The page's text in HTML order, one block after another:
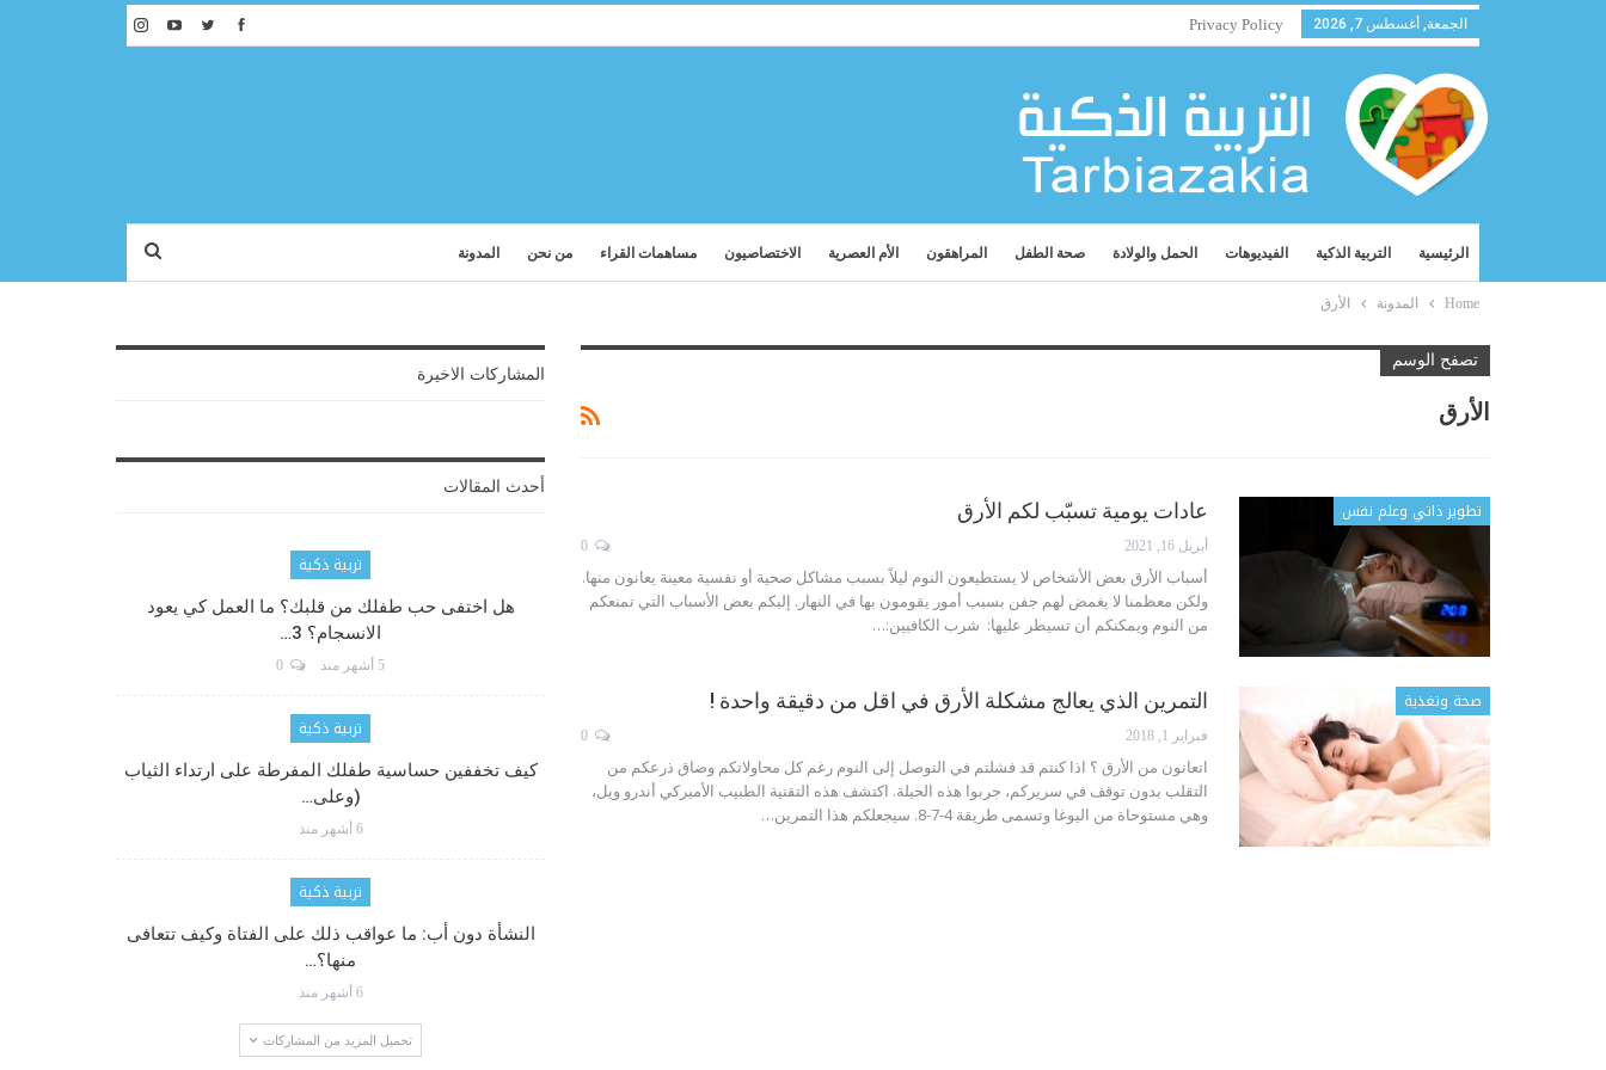
الجمعة, أغسطس 7, 2026 Privacy Policy
الرئيسية التربية الذكية الفيديوهات الحمل والولادة صحة الطفل المراهقون الأم العصرية الاختصاصيون مساهمات القراء من نحن المدونة
Home المدونة الأرق
تصفح الوسم
الأرق
تطوير ذاتي وعلم نفس عادات يومية تسبّب لكم الأرق
أبريل 16, 2021
أسباب الأرق بعض الأشخاص لا يستطيعون النوم ليلاً بسبب مشاكل صحية أو نفسية معينة يعانون منها.
ولكن معظمنا لا يغمض لهم جفن بسبب أمور يقومون بها في النهار. إليكم بعض الأسباب التي تمنعكم
من النوم ويمكنكم أن تسيطر عليها: شرب الكافيين:…
صحة وتغذية التمرين الذي يعالج مشكلة الأرق في اقل من دقيقة واحدة !
فبراير 1, 2018
اتعانون من الأرق ؟ اذا كنتم قد فشلتم في التوصل إلى النوم رغم كل محاولاتكم وضاق ذرعكم من
التقلب بدون توقف في سريركم، جربوا هذه الحيلة. اكتشف هذه التقنية الطبيب الأميركي أندرو ويل،
وهي مستوحاة من اليوغا وتسمى طريقة 4-7-8. سيجعلكم هذا التمرين…
المشاركات الاخيرة
أحدث المقالات
تربية ذكية
هل اختفى حب طفلك من قلبك؟ ما العمل كي يعود
الانسجام؟ 3…
5 أشهر منذ
تربية ذكية
كيف تخففين حساسية طفلك المفرطة على ارتداء الثياب
(وعلى…
6 أشهر منذ
تربية ذكية
النشأة دون أب: ما عواقب ذلك على الفتاة وكيف تتعافى
منها؟…
6 أشهر منذ
تحميل المزيد من المشاركات